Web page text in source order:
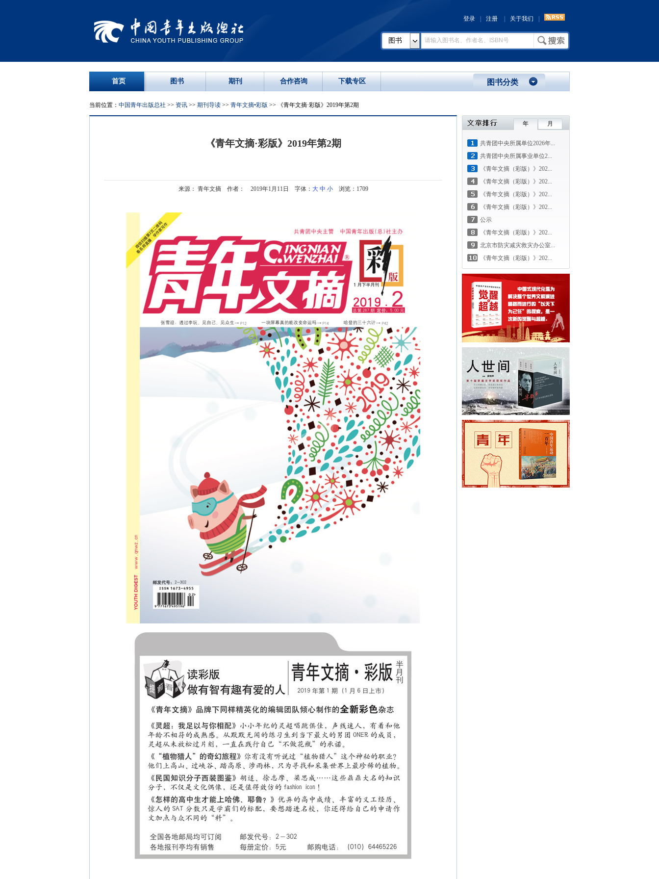
登录 注册 关于我们
图书
首页 图书 期刊 合作咨询 下载专区 图书分类
当前位置： 中国青年出版总社 >> 资讯 >> 期刊导读 >> 青年文摘•彩版 >> 《青年文摘·彩版》2019年第2期
《青年文摘·彩版》2019年第2期
来源： 青年文摘 作者： 2019年1月11日 字体： 大 中 小浏览：1709
年 月
共青团中央所属单位2026年...
共青团中央所属事业单位2...
《青年文摘（彩版）》202...
《青年文摘（彩版）》202...
《青年文摘（彩版）》202...
《青年文摘（彩版）》202...
公示
《青年文摘（彩版）》202...
北京市防灾减灾救灾办公室...
《青年文摘（彩版）》202...